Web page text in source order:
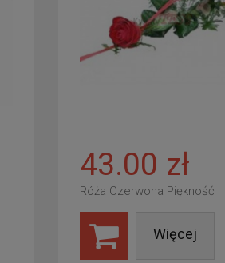
43.00 zł
Róża Czerwona Piękność
Więcej